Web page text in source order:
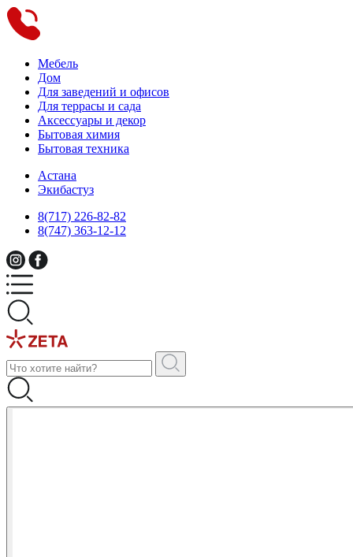
Мебель
Дом
Для заведений и офисов
Для террасы и сада
Аксессуары и декор
Бытовая химия
Бытовая техника
Астана
Экибастуз
8(717) 226-82-82
8(747) 363-12-12